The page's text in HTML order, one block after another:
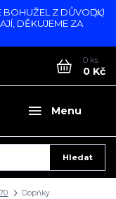
BOHUŽEL Z DŮVODU
DĚKUJEME ZA
Menu
Hledat
0 ks
0 Kč
Dopňky